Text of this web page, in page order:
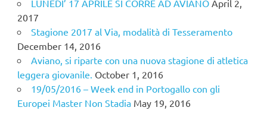
LUNEDI’ 17 APRILE SI CORRE AD AVIANO April 2,
2017
Stagione 2017 al Via, modalità di Tesseramento
December 14, 2016
Aviano, si riparte con una nuova stagione di atletica
leggera giovanile. October 1, 2016
19/05/2016 – Week end in Portogallo con gli
Europei Master Non Stadia May 19, 2016